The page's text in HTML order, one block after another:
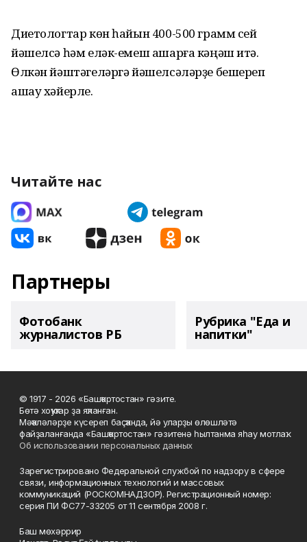
Диетологтар көн һайын 400-500 грамм сей
йәшелсә һәм еләк-емеш ашарға кәңәш итә.
Өлкән йәштәгеләргә йәшелсәләрҙе бешереп
ашау хәйерле.
Читайте нас
Партнеры
Фотобанк
журналистов РБ
Рубрика "Еда и
напитки"
© 1917 - 2026 «Башҡортостан» гәзите.
Бөтә хоҡуҡтар ҙа яҡланған.
Мәҡәләләрҙе күсереп баҫҡанда, йә уларҙы өлөшләтә
файҙаланғанда «Башҡортостан» гәзитенә һылтанма яһау мотлаҡ.
Об использовании персональных данных
Зарегистрировано Федеральной службой по надзору в сфере
связи, информационных технологий и массовых
коммуникаций (РОСКОМНАДЗОР). Регистрационный номер:
серия ПИ ФС77-33205 от 11 сентября 2008 г.
Баш мөхәррир